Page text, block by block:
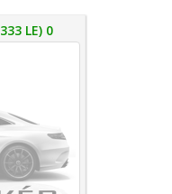
LE) 0